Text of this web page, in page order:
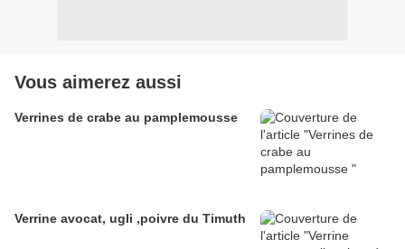
Vous aimerez aussi
Verrines de crabe au pamplemousse
Verrine avocat, ugli ,poivre du Timuth